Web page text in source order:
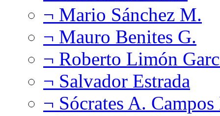
¬ Mario Sánchez M.
¬ Mauro Benites G.
¬ Roberto Limón
¬ Salvador Estrada
¬ Sócrates A.